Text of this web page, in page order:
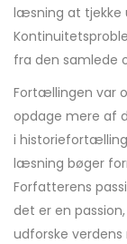
læsning at tjekke
fra den samlede
Fortællingen var
opdage mere af
i
læsning bøger
Forfatterens
det er en
udforske